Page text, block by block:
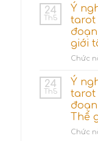
24
Th5
Ý
tarot
giới
Chức
24
Th5
Ý
tarot
Thế
Chức